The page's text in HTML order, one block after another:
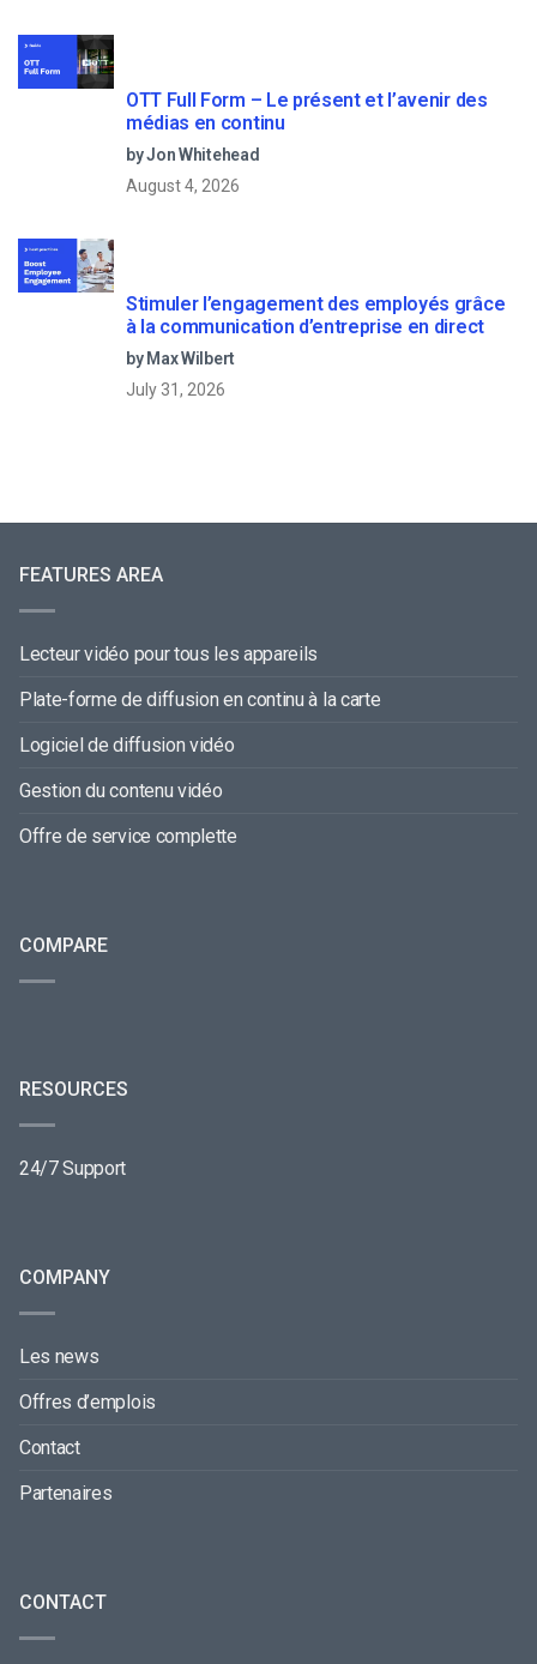
OTT Full Form – Le présent et l’avenir des
médias en continu
by Jon Whitehead
August 4, 2026
Stimuler l’engagement des employés grâce
à la communication d’entreprise en direct
by Max Wilbert
July 31, 2026
FEATURES AREA
Lecteur vidéo pour tous les appareils
Plate-forme de diffusion en continu à la carte
Logiciel de diffusion vidéo
Gestion du contenu vidéo
Offre de service complette
COMPARE
RESOURCES
24/7 Support
COMPANY
Les news
Offres d’emplois
Contact
Partenaires
CONTACT